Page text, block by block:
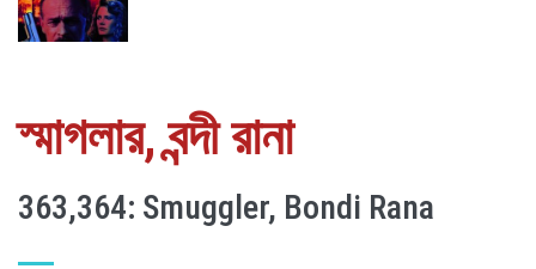
স্মাগলার, বন্দী রানা
363,364: Smuggler, Bondi Rana